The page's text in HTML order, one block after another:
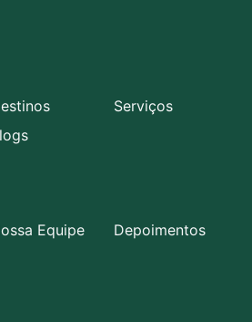
Serviços
Equipe
Depoimentos